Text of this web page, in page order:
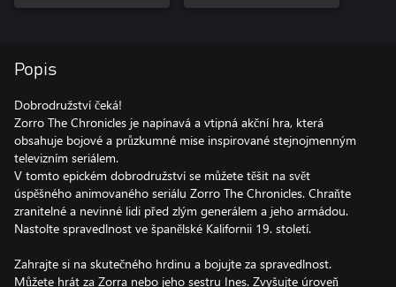
Popis
Dobrodružství čeká!
Zorro The Chronicles je napínavá a vtipná akční hra, která
obsahuje bojové a průzkumné mise inspirované stejnojmenným
televizním seriálem.
V tomto epickém dobrodružství se můžete těšit na svět
úspěšného animovaného seriálu Zorro The Chronicles. Chraňte
zranitelné a nevinné lidi před zlým generálem a jeho armádou.
Nastolte spravedlnost ve španělské Kalifornii 19. století.
Zahrajte si na skutečného hrdinu a bojujte za spravedlnost.
Můžete hrát za Zorra nebo jeho sestru Ines. Zvyšujte úroveň